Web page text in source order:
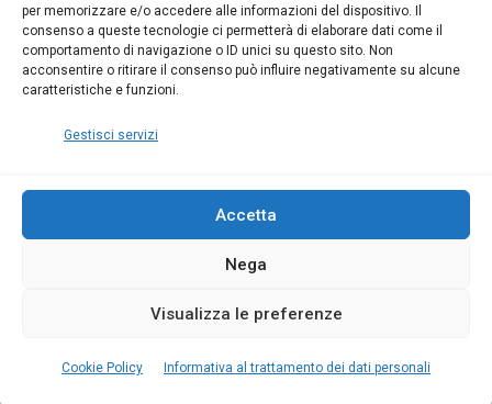
per memorizzare e/o accedere alle informazioni del dispositivo. Il
consenso a queste tecnologie ci permetterà di elaborare dati come il
comportamento di navigazione o ID unici su questo sito. Non
acconsentire o ritirare il consenso può influire negativamente su alcune
caratteristiche e funzioni.
Gestisci servizi
Accetta
Nega
Visualizza le preferenze
Cookie Policy Informativa al trattamento dei dati personali
Coordinatore della
Sicurezza: cosa è
richiesto per abilitazione
e aggiornamento
Copyright Blumatica
MENU